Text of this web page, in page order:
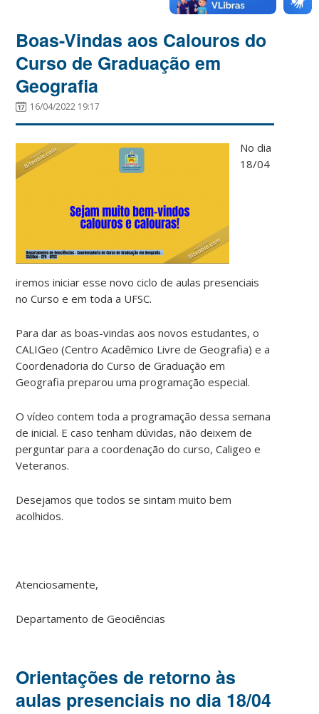
Boas-Vindas aos Calouros do
Curso de Graduação em
Geografia
16/04/2022 19:17
No dia
18/04
iremos iniciar esse novo ciclo de aulas presenciais
no Curso e em toda a UFSC.
Para dar as boas-vindas aos novos estudantes, o
CALIGeo (Centro Acadêmico Livre de Geografia) e a
Coordenadoria do Curso de Graduação em
Geografia preparou uma programação especial.
O vídeo contem toda a programação dessa semana
de inicial. E caso tenham dúvidas, não deixem de
perguntar para a coordenação do curso, Caligeo e
Veteranos.
Desejamos que todos se sintam muito bem
acolhidos.
Atenciosamente,
Departamento de Geociências
Orientações de retorno às
aulas presenciais no dia 18/04